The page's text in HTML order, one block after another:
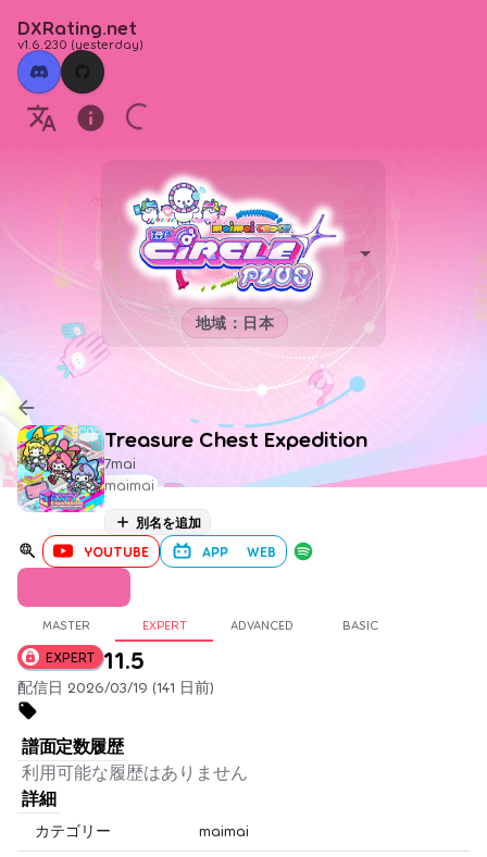
DXRating.net
v1.6.230 (yesterday)
地域：日本
Treasure Chest Expedition
7mai
maimai
別名を追加
YOUTUBE APP WEB
MASTER EXPERT ADVANCED BASIC
EXPERT 11.5
配信日 2026/03/19 (141 日前)
譜面定数履歴
利用可能な履歴はありません
詳細
カテゴリー maimai